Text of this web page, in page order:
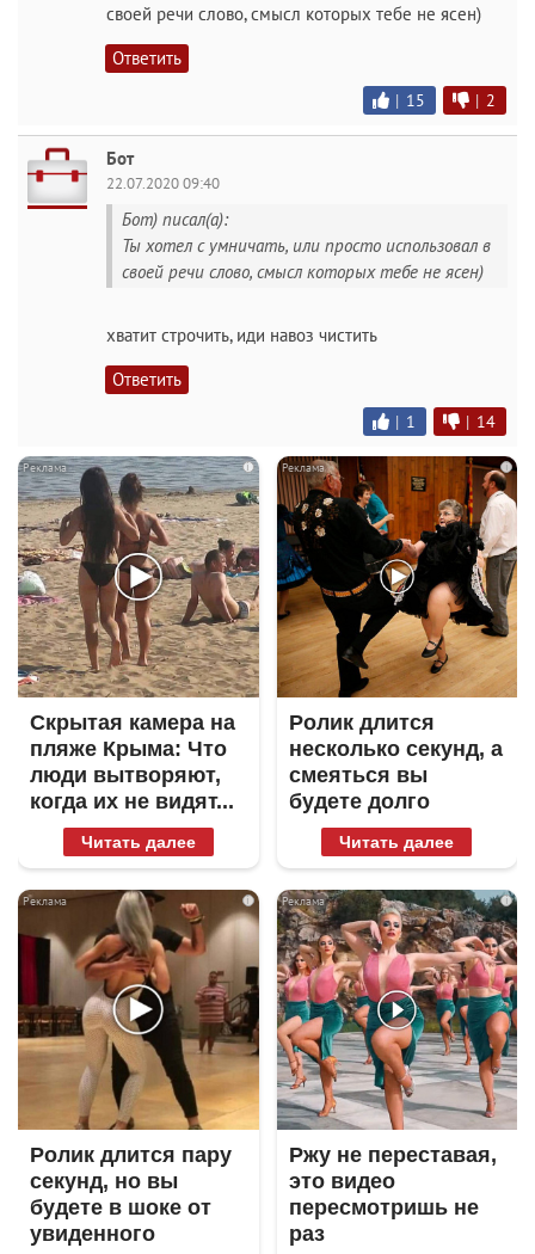
своей речи слово, смысл которых тебе не ясен)
Ответить
| 15 | 2
Бот
22.07.2020 09:40
Бот) писал(а):
Ты хотел с умничать, или просто использовал в
своей речи слово, смысл которых тебе не ясен)
хватит строчить, иди навоз чистить
Ответить
| 1 | 14
i
Скрытая камера на
пляже Крыма: Что
люди вытворяют,
когда их не видят...
Читать далее
i
Ролик длится
несколько секунд, а
смеяться вы
будете долго
Читать далее
i
Ролик длится пару
секунд, но вы
будете в шоке от
увиденного
i
Ржу не переставая,
это видео
пересмотришь не
раз